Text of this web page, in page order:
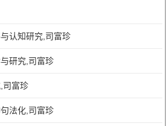
认知研究,司富珍
研究,司富珍
司富珍
法化,司富珍